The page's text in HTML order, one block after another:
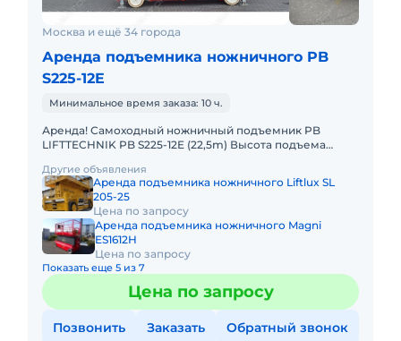
Москва и ещё 34 города
Аренда подъемника ножничного PB
S225-12E
Минимальное время заказа: 10 ч.
Аренда! Самоходный ножничный подъемник PB
LIFTTECHNIK PB S225-12E (22,5m) Высота подъема
ширина 1,22 x длина 4m
Другие объявления
Аренда подъемника ножничного Liftlux SL
205-25
Цена по запросу
Аренда подъемника ножничного Magni
ES1612H
Цена по запросу
Показать еще 5 из 7
Цена по запросу
Позвонить Заказать Обратный звонок